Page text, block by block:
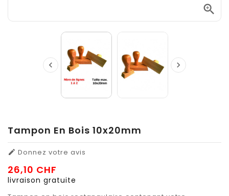

 
Tampon En Bois 10x20mm
 Donnez votre avis
26,10 CHF
livraison gratuite